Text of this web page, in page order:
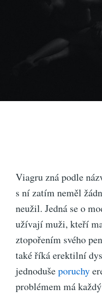
Viagru zná podle
s ní zatím neměl
neužil. Jedná se o
užívají muži, kteří
ztopořením svého
také říká erektilní
jednodušeporuchy
problémem má